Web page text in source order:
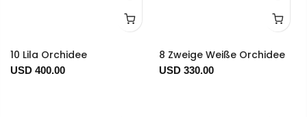
10 Lila Orchidee
USD 400.00
8 Zweige Weiße Orchidee
USD 330.00